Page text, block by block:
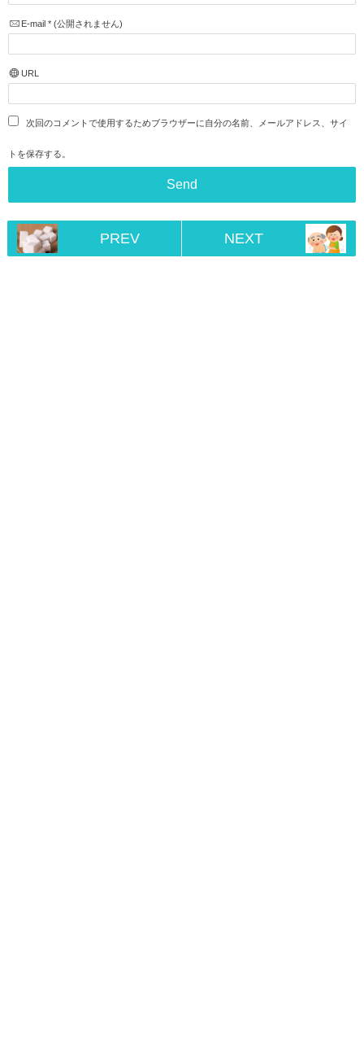
E-mail *(公開されません)
URL
次回のコメントで使用するためブラウザーに自分の名前、メールアドレス、サイ
トを保存する。
PREV NEXT